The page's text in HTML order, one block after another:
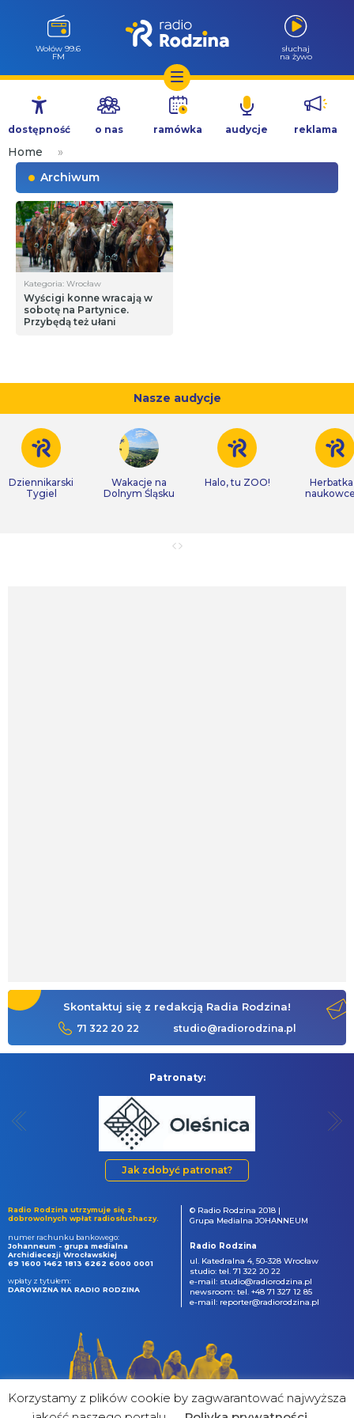
Przejdź
treści
Wołów 99.6
FM
słuchaj
na żywo
dostępność o nas ramówka audycje reklama
Home
»
Archiwum
Kategoria: Wrocław
Wyścigi konne wracają w
sobotę na Partynice.
Przybędą też ułani
Nasze audycje
Dziennikarski
Tygiel
Wakacje na
Dolnym Śląsku
Halo, tu ZOO!
Skontaktuj się z redakcją Radia Rodzina!
71 322 20 22 studio@radiorodzina.pl
Patronaty:
Jak zdobyć patronat?
Radio Rodzina utrzymuje się z
dobrowolnych wpłat radiosłuchaczy.
numer rachunku bankowego:
Johanneum - grupa medialna
Archidiecezji Wrocławskiej
69 1600 1462 1813 6262 6000 0001
wpłaty z tytułem:
DAROWIZNA NA RADIO RODZINA
© Radio Rodzina 2018 |
Grupa Medialna JOHANNEUM
Radio Rodzina
ul. Katedralna 4, 50-328 Wrocław
studio: tel. 71 322 20 22
e-mail: studio@radiorodzina.pl
newsroom: tel. +48 71 327 12 85
e-mail: reporter@radiorodzina.pl
Korzystamy z plików cookie by zagwarantować najwyższa